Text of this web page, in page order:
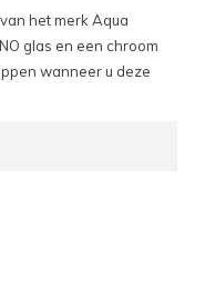
het merk Aqua
glas en een chroom
wanneer u deze